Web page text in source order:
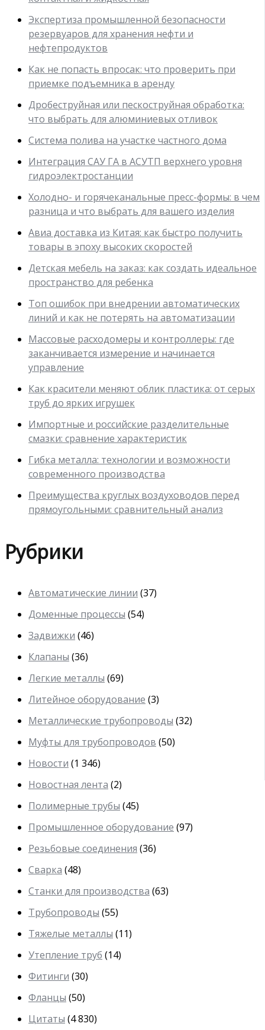
Экспертиза промышленной безопасности
резервуаров для хранения нефти и
нефтепродуктов
Как не попасть впросак: что проверить при
приемке подъемника в аренду
Дробеструйная или пескоструйная обработка:
что выбрать для алюминиевых отливок
Система полива на участке частного дома
Интеграция САУ ГА в АСУТП верхнего уровня
гидроэлектростанции
Холодно- и горячеканальные пресс-формы: в чем
разница и что выбрать для вашего изделия
Авиа доставка из Китая: как быстро получить
товары в эпоху высоких скоростей
Детская мебель на заказ: как создать идеальное
пространство для ребенка
Топ ошибок при внедрении автоматических
линий и как не потерять на автоматизации
Массовые расходомеры и контроллеры: где
заканчивается измерение и начинается
управление
Как красители меняют облик пластика: от серых
труб до ярких игрушек
Импортные и российские разделительные
смазки: сравнение характеристик
Гибка металла: технологии и возможности
современного производства
Преимущества круглых воздуховодов перед
прямоугольными: сравнительный анализ
Рубрики
Автоматические линии (37)
Доменные процессы (54)
Задвижки (46)
Клапаны (36)
Легкие металлы (69)
Литейное оборудование (3)
Металлические трубопроводы (32)
Муфты для трубопроводов (50)
Новости (1 346)
Новостная лента (2)
Полимерные трубы (45)
Промышленное оборудование (97)
Резьбовые соединения (36)
Сварка (48)
Станки для производства (63)
Трубопроводы (55)
Тяжелые металлы (11)
Утепление труб (14)
Фитинги (30)
Фланцы (50)
Цитаты (4 830)